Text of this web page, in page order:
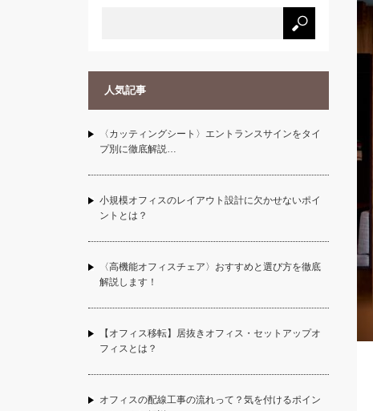
人気記事
〈カッティングシート〉エントランスサインをタイ
プ別に徹底解説…
小規模オフィスのレイアウト設計に欠かせないポイ
ントとは？
〈高機能オフィスチェア〉おすすめと選び方を徹底
解説します！
【オフィス移転】居抜きオフィス・セットアップオ
フィスとは？
オフィスの配線工事の流れって？気を付けるポイン